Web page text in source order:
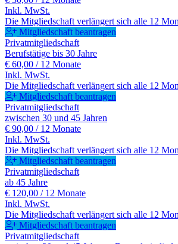
Inkl. MwSt.
Die Mitgliedschaft verlängert sich alle 12
Mitgliedschaft beantragen
Privatmitgliedschaft
Berufstätige bis 30 Jahre
€ 60,00 / 12 Monate
Inkl. MwSt.
Die Mitgliedschaft verlängert sich alle 12
Mitgliedschaft beantragen
Privatmitgliedschaft
zwischen 30 und 45 Jahren
€ 90,00 / 12 Monate
Inkl. MwSt.
Die Mitgliedschaft verlängert sich alle 12
Mitgliedschaft beantragen
Privatmitgliedschaft
ab 45 Jahre
€ 120,00 / 12 Monate
Inkl. MwSt.
Die Mitgliedschaft verlängert sich alle 12
Mitgliedschaft beantragen
Privatmitgliedschaft